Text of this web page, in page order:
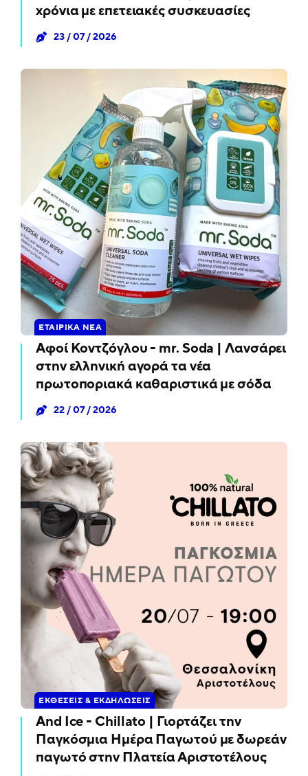
χρόνια με επετειακές συσκευασίες
23 / 07 / 2026
ΕΤΑΙΡΙΚΆ ΝΈΑ
Αφοί Κοντζόγλου - mr. Soda | Λανσάρει
στην ελληνική αγορά τα νέα
πρωτοποριακά καθαριστικά με σόδα
22 / 07 / 2026
ΕΚΘΈΣΕΙΣ & ΕΚΔΗΛΏΣΕΙΣ
And Ice - Chillato | Γιορτάζει την
Παγκόσμια Ημέρα Παγωτού με δωρεάν
παγωτό στην Πλατεία Αριστοτέλους